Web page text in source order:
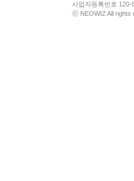
사업자등록번호
ⓒ NEOWIZ All rights